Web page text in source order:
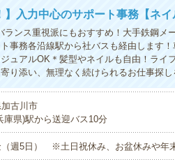
】入力中心のサポート事務【ネイ
ランス重視派にもおすすめ！大手鉄鋼
事務各沿線駅から社バスも経由します
ュアルOK＊髪型やネイルも自由！ライ
り添い、無理なく続けられるお仕事探し
古川市
庫県)駅から送迎バス10分
（週5日） ※土日祝休み、お盆休みや年